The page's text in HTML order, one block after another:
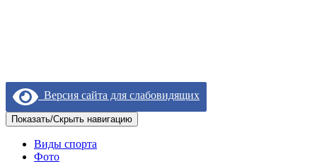
Версия сайта для слабовидящих
Показать/Скрыть навигацию
Виды спорта
Фото